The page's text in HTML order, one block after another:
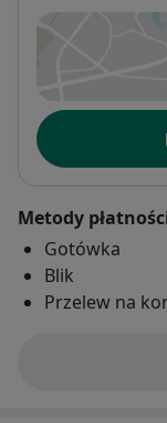
Dostępność
Metody
Gotówka
Blik
Przelew na